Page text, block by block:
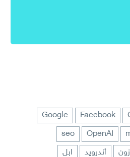
Facebook
Google
OpenAI
seo
أندرويد
ابل